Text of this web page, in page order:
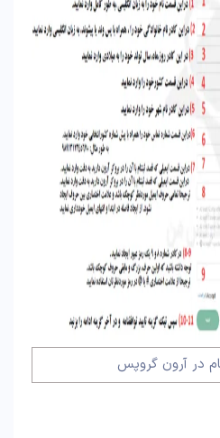
در آرون گروپس